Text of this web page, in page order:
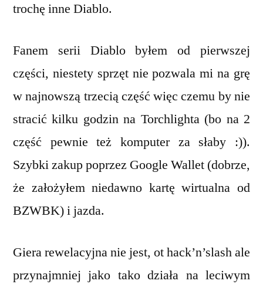
trochę inne Diablo.
Fanem serii Diablo byłem od pierwszej
części, niestety sprzęt nie pozwala mi na grę
w najnowszą trzecią część więc czemu by nie
stracić kilku godzin na Torchlighta (bo na 2
część pewnie też komputer za słaby :)).
Szybki zakup poprzez Google Wallet (dobrze,
że założyłem niedawno kartę wirtualna od
BZWBK) i jazda.
Giera rewelacyjna nie jest, ot hack’n’slash ale
przynajmniej jako tako działa na leciwym